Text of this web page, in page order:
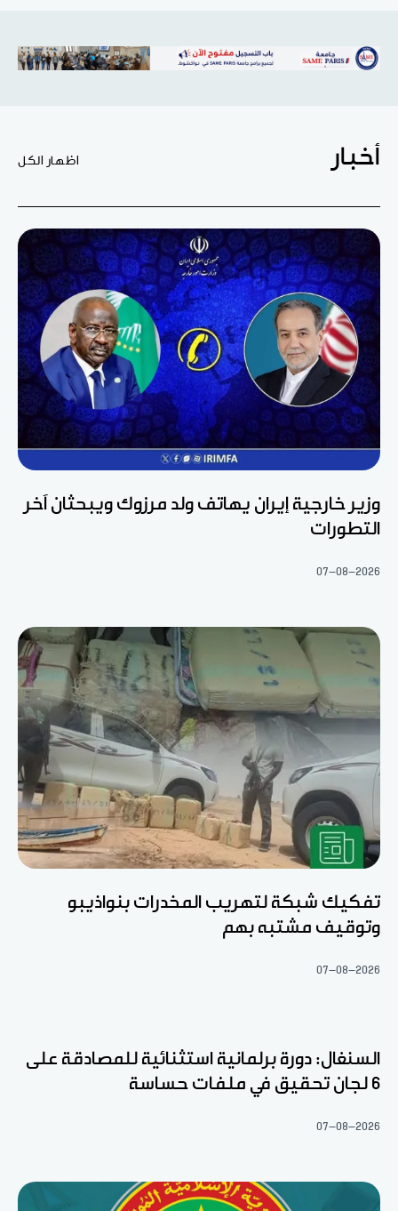
أخبار اظهار الكل
وزير خارجية إيران يهاتف ولد مرزوك ويبحثان آخر
التطورات
07-08-2026
تفكيك شبكة لتهريب المخدرات بنواذيبو
وتوقيف مشتبه بهم
07-08-2026
السنغال: دورة برلمانية استثنائية للمصادقة على
6 لجان تحقيق في ملفات حساسة
07-08-2026